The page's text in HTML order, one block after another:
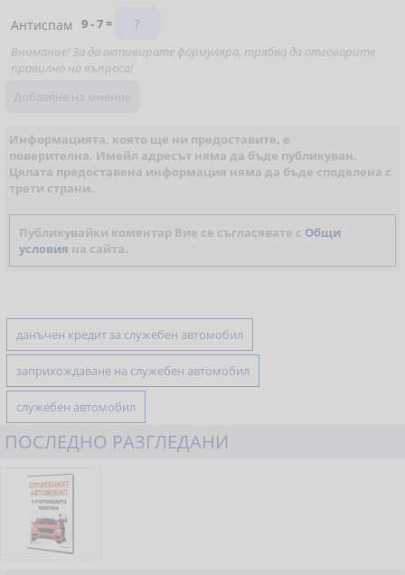
Антиспам
9 - 7 =
Внимание! За да активирате формуляра, трябва да отговорите
правилно на въпроса!
Информацията, която ще ни предоставите, е
поверителна. Имейл адресът няма да бъде публикуван.
Цялата предоставена информация няма да бъде споделена с
трети страни.
Публикувайки коментар Вие се съгласявате с Общи
условия на сайта.
данъчен кредит за служебен автомобил
заприхождаване на служебен автомобил
служебен автомобил
ПОСЛЕДНО РАЗГЛЕДАНИ